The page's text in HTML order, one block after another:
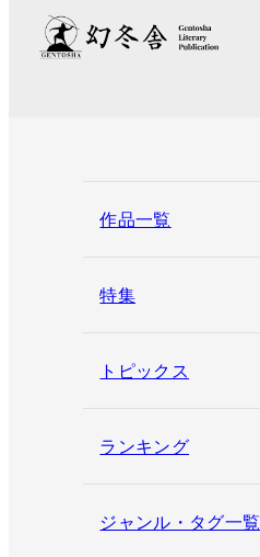
作品一覧
特集
トピックス
ランキング
ジャンル・タグ一覧